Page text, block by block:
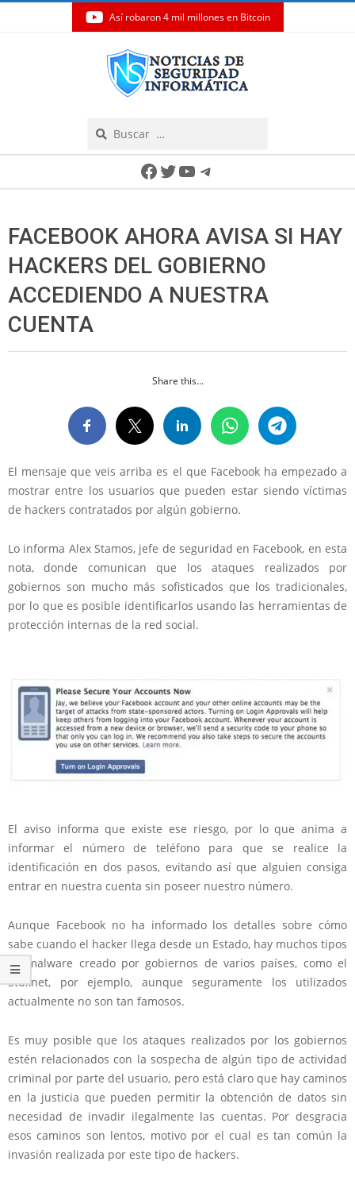
Así robaron 4 mil millones en Bitcoin
Facebook
Twitter
YouTube
Telegram
FACEBOOK AHORA AVISA SI HAY
HACKERS DEL GOBIERNO
ACCEDIENDO A NUESTRA
CUENTA
Share this...
El mensaje que veis arriba es el que Facebook ha empezado a
mostrar entre los usuarios que pueden estar siendo víctimas
de hackers contratados por algún gobierno.
Lo informa Alex Stamos, jefe de seguridad en Facebook, en esta
nota, donde comunican que los ataques realizados por
gobiernos son mucho más sofisticados que los tradicionales,
por lo que es posible identificarlos usando las herramientas de
protección internas de la red social.
El aviso informa que existe ese riesgo, por lo que anima a
informar el número de teléfono para que se realice la
identificación en dos pasos, evitando así que alguien consiga
entrar en nuestra cuenta sin poseer nuestro número.
Aunque Facebook no ha informado los detalles sobre cómo
sabe cuando el hacker llega desde un Estado, hay muchos tipos
de malware creado por gobiernos de varios países, como el
Stuxnet, por ejemplo, aunque seguramente los utilizados
actualmente no son tan famosos.
Es muy posible que los ataques realizados por los gobiernos
estén relacionados con la sospecha de algún tipo de actividad
criminal por parte del usuario, pero está claro que hay caminos
en la justicia que pueden permitir la obtención de datos sin
necesidad de invadir ilegalmente las cuentas. Por desgracia
esos caminos son lentos, motivo por el cual es tan común la
invasión realizada por este tipo de hackers.